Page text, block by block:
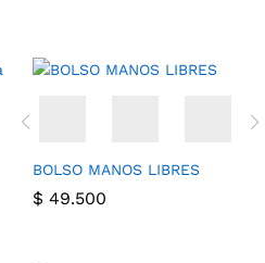
BOLSO MANOS LIBRES
$ 49.500